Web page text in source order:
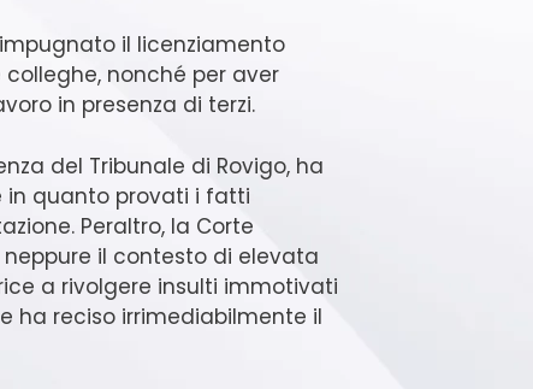
il licenziamento
nonché per aver
in presenza di terzi.
del Tribunale di Rovigo, ha
in quanto provati i fatti
Peraltro, la Corte
il contesto di elevata
a rivolgere insulti immotivati
ha reciso irrimediabilmente il